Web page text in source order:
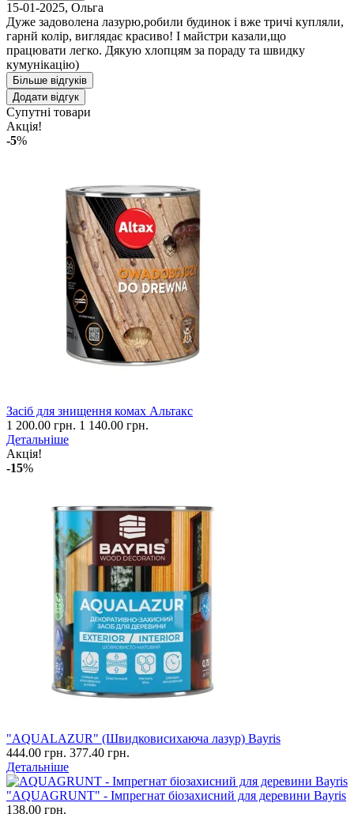
15-01-2025, Ольга
Дуже задоволена лазурю,робили будинок і вже тричі купляли,
гарнй колір, виглядає красиво! І майстри казали,що
працювати легко. Дякую хлопцям за пораду та швидку
кумунікацію)
Більше відгуків
Додати відгук
Супутні товари
Акція!
-5%
Засіб для знищення комах Альтакс
1 200.00 грн. 1 140.00 грн.
Детальніше
Акція!
-15%
"AQUALAZUR" (Швидковисихаюча лазур) Bayris
444.00 грн. 377.40 грн.
Детальніше
"AQUAGRUNT" - Імпрегнат біозахисний для деревини Bayris
138.00 грн.